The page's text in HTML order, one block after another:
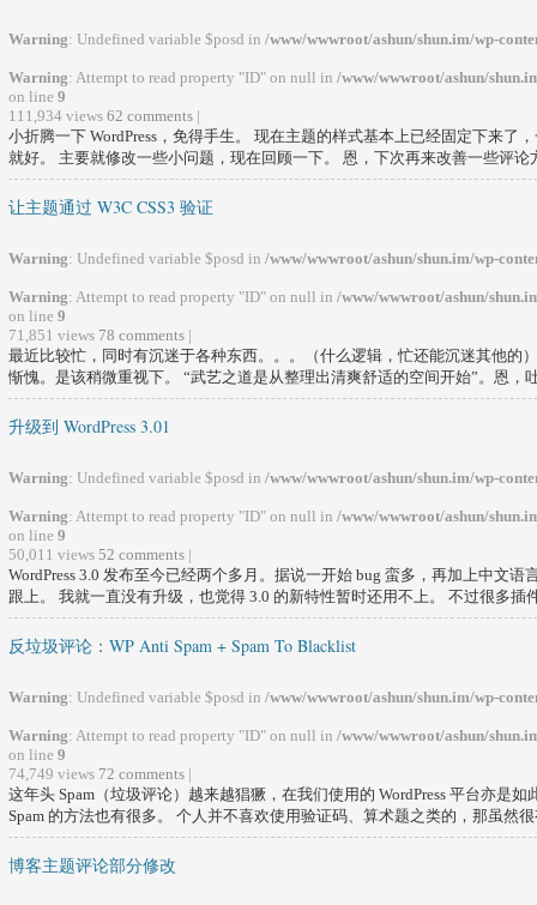
Warning: Undefined variable $posd in /www/wwwroot/ashun/shun.im/wp-
Warning: Attempt to read property "ID" on null in /www/wwwroot/ashun/
on line 9
111,934 views 62 comments |
小折腾一下 WordPress，免得手生。 现在主题的样式基本上已经固定下来了
就好。 主要就修改一些小问题，现在回顾一下。 恩，下次再来改善一些评论
Warning: Undefined variable $posd in /www/wwwroot/ashun/shun.im/wp-
Warning: Attempt to read property "ID" on null in /www/wwwroot/ashun/
on line 9
71,851 views 78 comments |
让主题通过 W3C CSS3 验证
最近比较忙，同时有沉迷于各种东西。。。（什么逻辑，忙还能沉迷其他的
惭愧。是该稍微重视下。 “武艺之道是从整理出清爽舒适的空间开始”。恩，
Warning: Undefined variable $posd in /www/wwwroot/ashun/shun.im/wp-
Warning: Attempt to read property "ID" on null in /www/wwwroot/ashun/
on line 9
50,011 views 52 comments |
升级到 WordPress 3.01
WordPress 3.0 发布至今已经两个多月。据说一开始 bug 蛮多，再加上中文语
跟上。 我就一直没有升级，也觉得 3.0 的新特性暂时还用不上。 不过很多插
Warning: Undefined variable $posd in /www/wwwroot/ashun/shun.im/wp-
Warning: Attempt to read property "ID" on null in /www/wwwroot/ashun/
on line 9
74,749 views 72 comments |
反垃圾评论：WP Anti Spam + Spam To Blacklist
这年头 Spam（垃圾评论）越来越猖獗，在我们使用的 WordPress 平台亦是如
Spam 的方法也有很多。 个人并不喜欢使用验证码、算术题之类的，那虽然
博客主题评论部分修改